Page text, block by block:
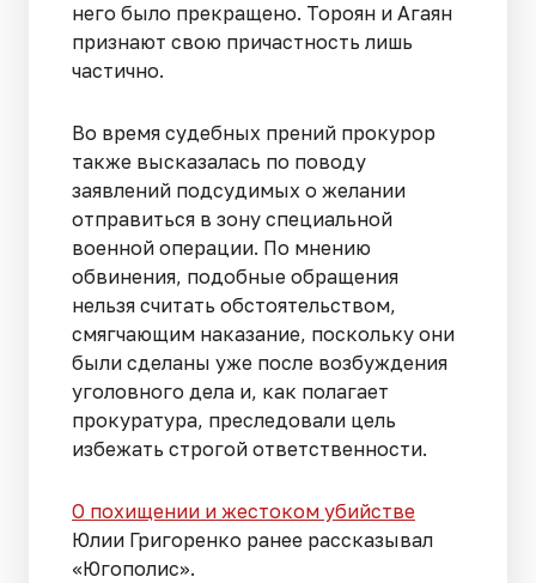
него было прекращено. Тороян и Агаян
признают свою причастность лишь
частично.
Во время судебных прений прокурор
также высказалась по поводу
заявлений подсудимых о желании
отправиться в зону специальной
военной операции. По мнению
обвинения, подобные обращения
нельзя считать обстоятельством,
смягчающим наказание, поскольку они
были сделаны уже после возбуждения
уголовного дела и, как полагает
прокуратура, преследовали цель
избежать строгой ответственности.
О похищении и жестоком убийстве
Юлии Григоренко ранее рассказывал
«Югополис».